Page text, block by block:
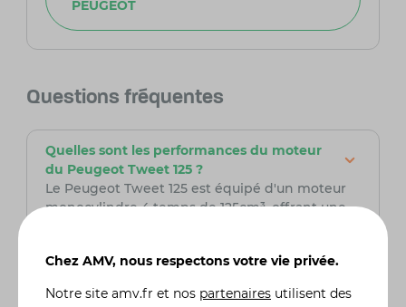
PEUGEOT
Questions fréquentes
Quelles sont les performances du moteur
du Peugeot Tweet 125 ?
Le Peugeot Tweet 125 est équipé d'un moteur
monocylindre 4 temps de 125cm³, offrant une
de pointe autour de 90-100 km/h, suffisante
routes. Son moteur est optimisé pour offrir une
Chez AMV, nous respectons votre vie privée.
Notre site amv.fr et nos partenaires utilisent des